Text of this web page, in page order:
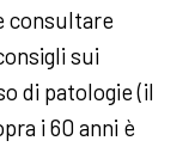
consultare
sui
di patologie (il
i 60 anni è